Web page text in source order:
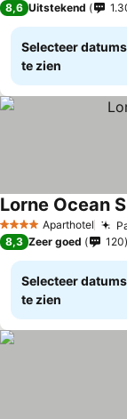
8,6 Uitstekend
Selecteer
te zien
4 SterrenAparthotel
Lorne Ocean
8,3 Zeer goed 120
Selecteer
te zien